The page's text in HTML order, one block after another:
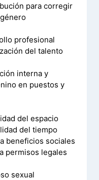
para corregir
profesional
del talento
interna y
en puestos y
del espacio
del tiempo
beneficios sociales
permisos legales
sexual